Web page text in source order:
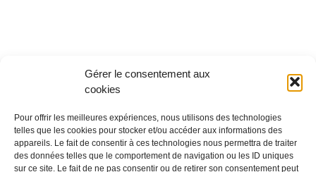
Gérer le consentement aux
cookies
Pour offrir les meilleures expériences, nous utilisons des technologies
telles que les cookies pour stocker et/ou accéder aux informations des
appareils. Le fait de consentir à ces technologies nous permettra de traiter
des données telles que le comportement de navigation ou les ID uniques
sur ce site. Le fait de ne pas consentir ou de retirer son consentement peut